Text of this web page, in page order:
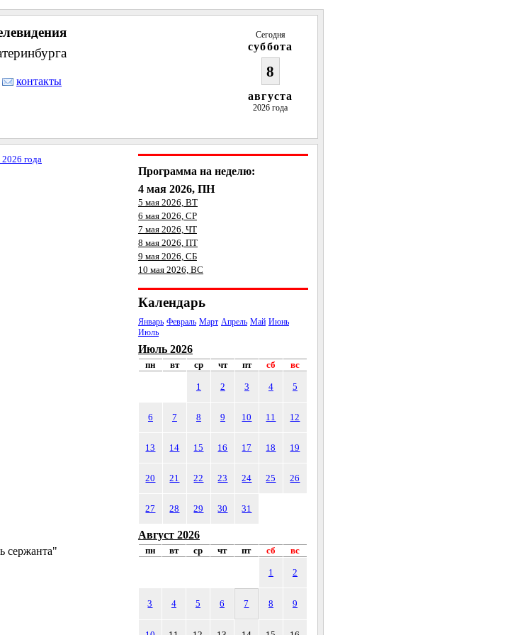
контакты
Сегодня
суббота
8
августа
2026 года
года
сержанта"
Программа на неделю:
4 мая 2026, ПН
5 мая 2026, ВТ
6 мая 2026, СР
7 мая 2026, ЧТ
8 мая 2026, ПТ
9 мая 2026, СБ
10 мая 2026, ВС
Календарь
Январь Февраль Март Апрель Май Июнь
Июль
Июль 2026
пн вт ср чт пт сб вс
1 2 3 4 5
6 7 8 9 10 11 12
13 14 15 16 17 18 19
20 21 22 23 24 25 26
27 28 29 30 31
Август 2026
пн вт ср чт пт сб вс
1 2
3 4 5 6 7 8 9